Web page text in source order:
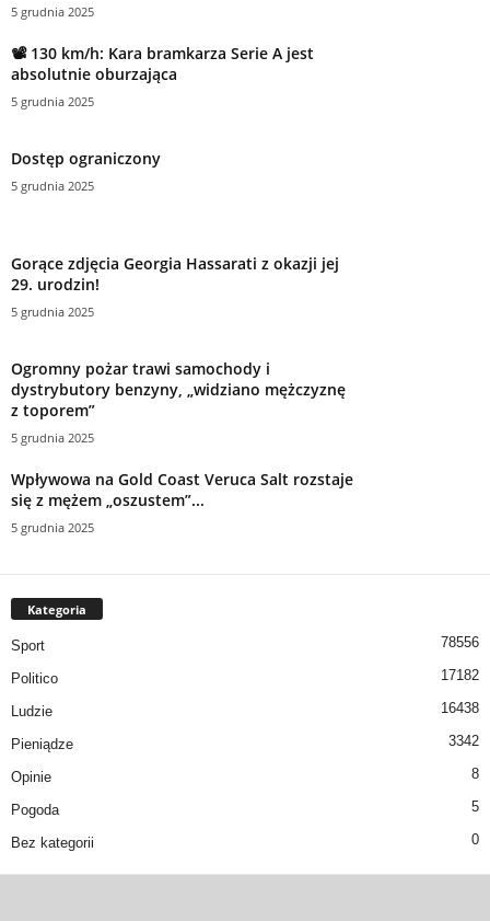
5 grudnia 2025
📽 130 km/h: Kara bramkarza Serie A jest
absolutnie oburzająca
5 grudnia 2025
Dostęp ograniczony
5 grudnia 2025
Gorące zdjęcia Georgia Hassarati z okazji jej
29. urodzin!
5 grudnia 2025
Ogromny pożar trawi samochody i
dystrybutory benzyny, „widziano mężczyznę
z toporem”
5 grudnia 2025
Wpływowa na Gold Coast Veruca Salt rozstaje
się z mężem „oszustem”...
5 grudnia 2025
Kategoria
Sport 78556
Politico 17182
Ludzie 16438
Pieniądze 3342
Opinie 8
Pogoda 5
Bez kategorii 0